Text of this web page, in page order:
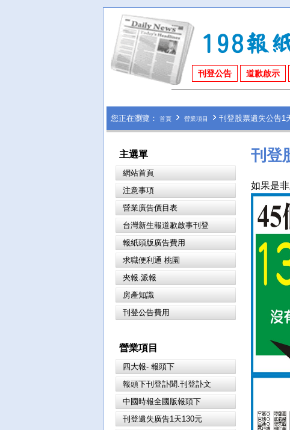
刊登公告 道歉啟示
您正在瀏覽： 首頁 營業項目 刊登股票遺失公告1
主選單
網站首頁
注意事項
營業廣告價目表
台灣新生報道歉啟事刊登
報紙頭版廣告費用
求職便利通 桃園
夾報.派報
房產知識
刊登公告費用
營業項目
四大報- 報頭下
報頭下刊登訃聞.刊登訃文
中國時報全國版報頭下
刊登遺失廣告1天130元
刊登
如果是